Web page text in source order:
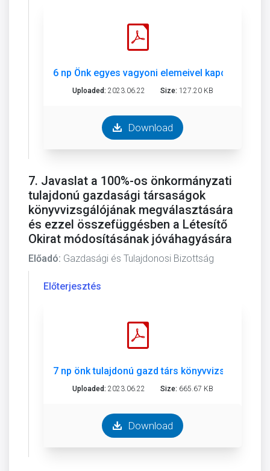
6 np Önk egyes vagyoni elemeivel kapcs
Uploaded: 2023.06.22 Size: 127.20 KB
Download
7. Javaslat a 100%-os önkormányzati
tulajdonú gazdasági társaságok
könyvvizsgálójának megválasztására
és ezzel összefüggésben a Létesítő
Okirat módosításának jóváhagyására
Előadó: Gazdasági és Tulajdonosi Bizottság
Előterjesztés
7 np önk tulajdonú gazd társ könyvvizsgáló.pdf
Uploaded: 2023.06.22 Size: 665.67 KB
Download